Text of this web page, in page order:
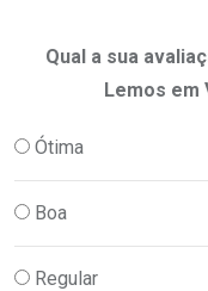
Qual a sua
Lemos em
Ótima
Boa
Regular